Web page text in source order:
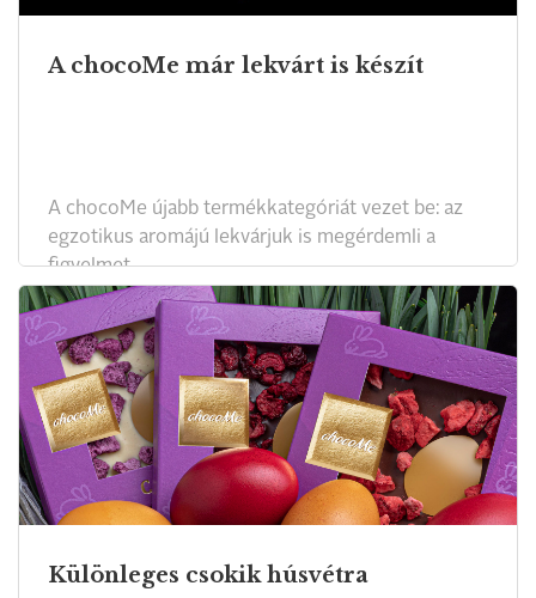
A chocoMe már lekvárt is készít
A chocoMe újabb termékkategóriát vezet be: az
egzotikus aromájú lekvárjuk is megérdemli a
figyelmet.
Különleges csokik húsvétra